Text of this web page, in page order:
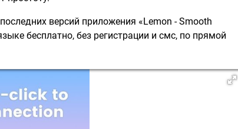
версий приложения «Lemon - Smooth
бесплатно, без регистрации и смс, по прямой